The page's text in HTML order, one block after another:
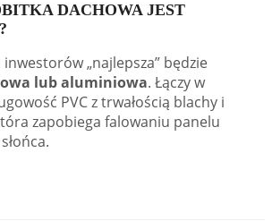
DACHOWA JEST
inwestorów „najlepsza” będzie
lub aluminiowa. Łączy w
PVC z trwałością blachy i
zapobiega falowaniu panelu